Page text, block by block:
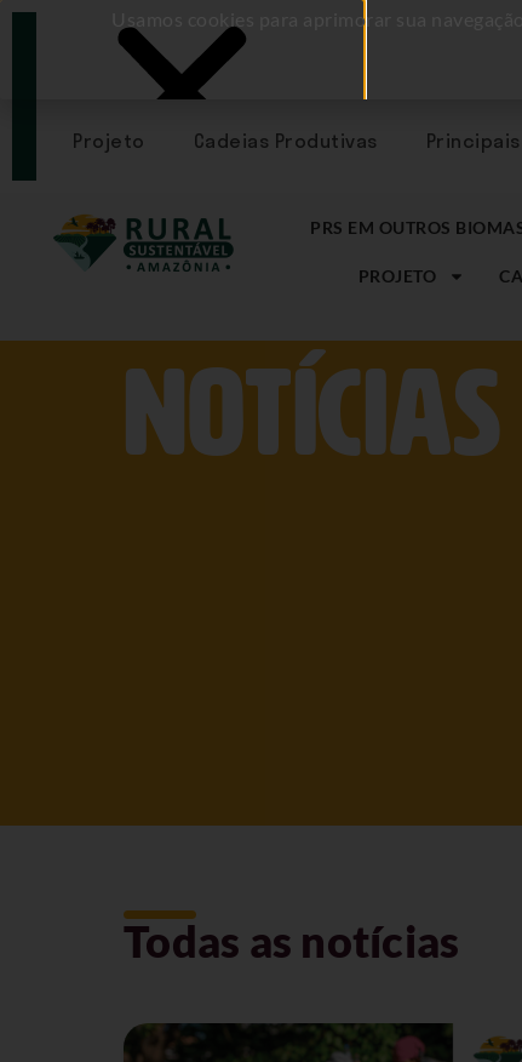
SE
Projeto Cadeias Produtivas
PRS EM OUTROS
PROJETO
NOtícias
Todas as notícias
Usamos cookies para aprimorar sua